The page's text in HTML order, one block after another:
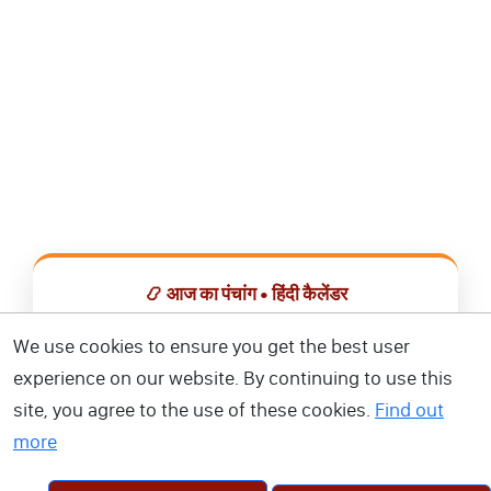
📿 आज का पंचांग • हिंदी कैलेंडर
📅 हिंदी कैलेंडर ऐप डाउनलोड करें
We use cookies to ensure you get the best user
experience on our website. By continuing to use this
site, you agree to the use of these cookies. Find out
more